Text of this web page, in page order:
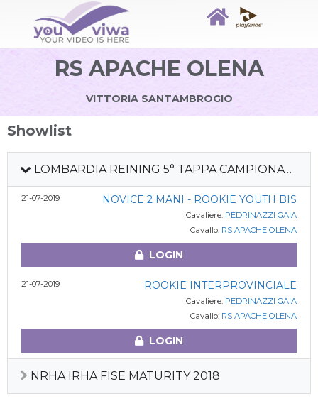
RS APACHE OLENA
VITTORIA SANTAMBROGIO
Showlist
LOMBARDIA REINING 5° TAPPA CAMPIONATO REGIONALE
21-07-2019 NOVICE 2 MANI - ROOKIE YOUTH BIS
Cavaliere: PEDRINAZZI GAIA
Cavallo: RS APACHE OLENA
LOGIN
21-07-2019 ROOKIE INTERPROVINCIALE
Cavaliere: PEDRINAZZI GAIA
Cavallo: RS APACHE OLENA
LOGIN
NRHA IRHA FISE MATURITY 2018